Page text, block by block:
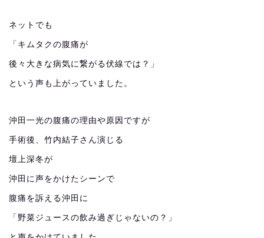
ネットでも
「キムタクの腹痛が
後々大きな病気に繋がる伏線では？」
という声も上がっていました。
沖田一光の腹痛の理由や原因ですが
手術後、竹内結子さん演じる
壇上深冬が
沖田に声をかけたシーンで
腹痛を訴える沖田に
「野菜ジュースの飲み過ぎじゃないの？」